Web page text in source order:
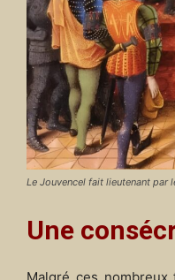
Le Jouvencel fait lieutenant par
Une